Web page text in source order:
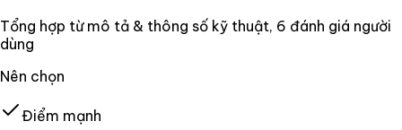
Tổng hợp từ mô tả & thông số kỹ thuật, 6 đánh giá người
dùng
Nên chọn
Điểm mạnh